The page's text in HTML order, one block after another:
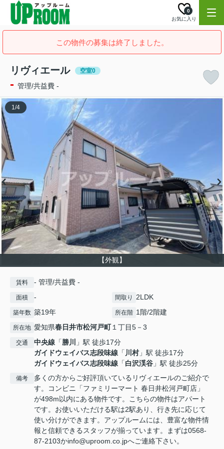
お気に入り
0
この物件の募集は終了しました。
リヴィエール 空室0
- 管理/共益費 -
【外観】
1/4
賃料 - 管理/共益費 -
面積 - 間取り 2LDK
築年数 築19年 所在階 1階/2階建
所在地 愛知県春日井市松河戸町１丁目5－3
交通 中央線 「勝川
」駅 徒歩17分
ガイドウェイバス志段味線 「 川村」駅 徒歩17分
ガイドウェイバス志段味線 「白沢渓谷 」駅 徒歩25分
備考
多くの方からご好評頂いているリヴィエールのご紹介で
す。コンビニ「ファミリーマート 春日井松河戸町店」
が498m以内にある物件です。こちらの物件はアパート
です。お使いいただける駅は2駅あり、行き先に応じて
使い分けができます。アップルームには、豊富な物件情
報と信頼できるスタッフが揃っています。まずは0568-
87-2103かinfo@uproom.co.jpへご連絡下さい。